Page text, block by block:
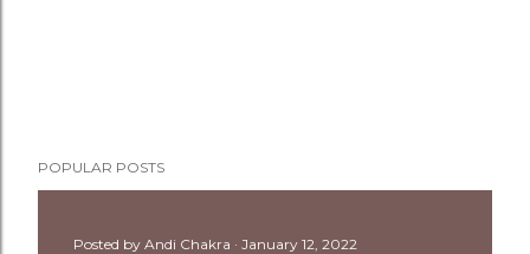
POPULAR POSTS
Posted by Andi Chakra January 12, 2022